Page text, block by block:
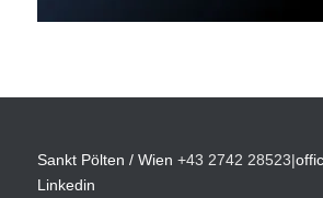
Sankt Pölten / Wien +43 2742 28523|
Linkedin